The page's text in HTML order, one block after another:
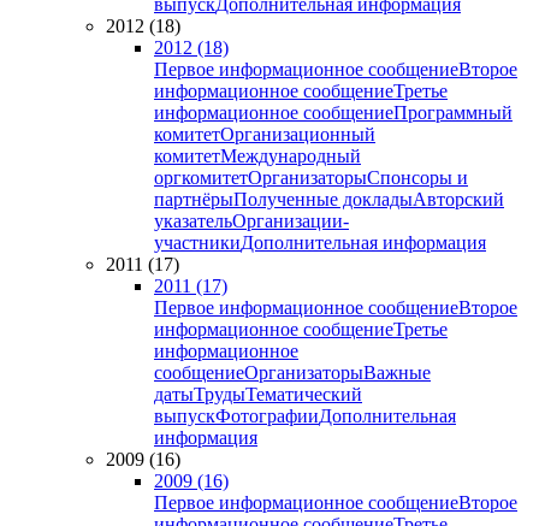
выпускДополнительная информация
2012 (18)
2012 (18)
Первое информационное сообщениеВторое
информационное сообщениеТретье
информационное сообщениеПрограммный
комитетОрганизационный
комитетМеждународный
оргкомитетОрганизаторыСпонсоры и
партнёрыПолученные докладыАвторский
указательОрганизации-
участникиДополнительная информация
2011 (17)
2011 (17)
Первое информационное сообщениеВторое
информационное сообщениеТретье
информационное
сообщениеОрганизаторыВажные
датыТрудыТематический
выпускФотографииДополнительная
информация
2009 (16)
2009 (16)
Первое информационное сообщениеВторое